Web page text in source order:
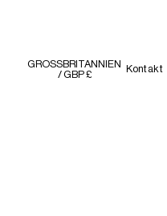
GROSSBRITANNIEN
/ GBP £
Kontakt